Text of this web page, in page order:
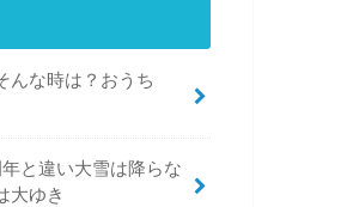
んな時は？おうち
と違い大雪は降らな
大ゆき